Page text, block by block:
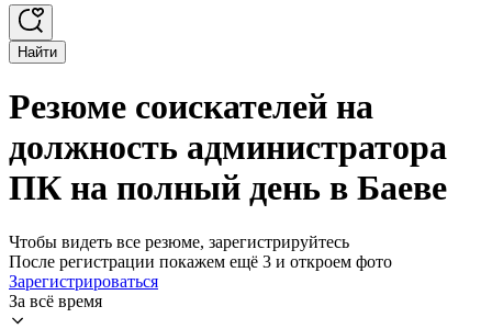
Найти
Резюме соискателей на
должность администратора
ПК на полный день в Баеве
Чтобы видеть все резюме, зарегистрируйтесь
После регистрации покажем ещё 3 и откроем фото
Зарегистрироваться
За всё время